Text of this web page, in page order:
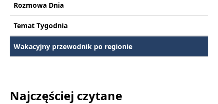
Rozmowa Dnia
Temat Tygodnia
Wakacyjny przewodnik po regionie
Najczęściej czytane